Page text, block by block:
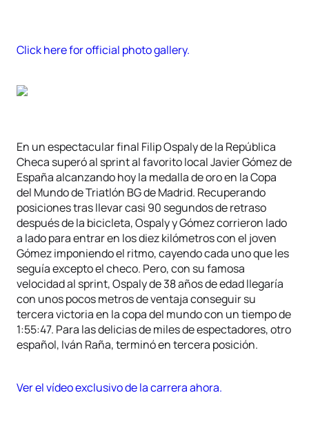
Click here for official photo gallery.
En un espectacular final Filip Ospaly de la República
Checa superó al sprint al favorito local Javier Gómez de
España alcanzando hoy la medalla de oro en la Copa
del Mundo de Triatlón BG de Madrid. Recuperando
posiciones tras llevar casi 90 segundos de retraso
después de la bicicleta, Ospaly y Gómez corrieron lado
a lado para entrar en los diez kilómetros con el joven
Gómez imponiendo el ritmo, cayendo cada uno que les
seguía excepto el checo. Pero, con su famosa
velocidad al sprint, Ospaly de 38 años de edad llegaría
con unos pocos metros de ventaja conseguir su
tercera victoria en la copa del mundo con un tiempo de
1:55:47. Para las delicias de miles de espectadores, otro
español, Iván Raña, terminó en tercera posición.
Ver el vídeo exclusivo de la carrera ahora.